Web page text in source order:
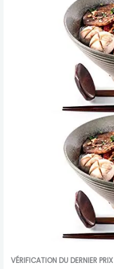
VÉRIFICATION DU DERNIER PRIX